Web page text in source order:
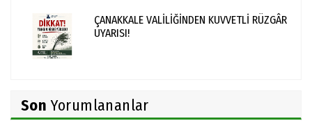
ÇANAKKALE VALİLİĞİNDEN KUVVETLİ RÜZGÂR
UYARISI!
Son Yorumlananlar